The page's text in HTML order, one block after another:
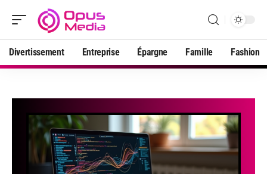
Divertissement Entreprise Épargne Famille Fashion